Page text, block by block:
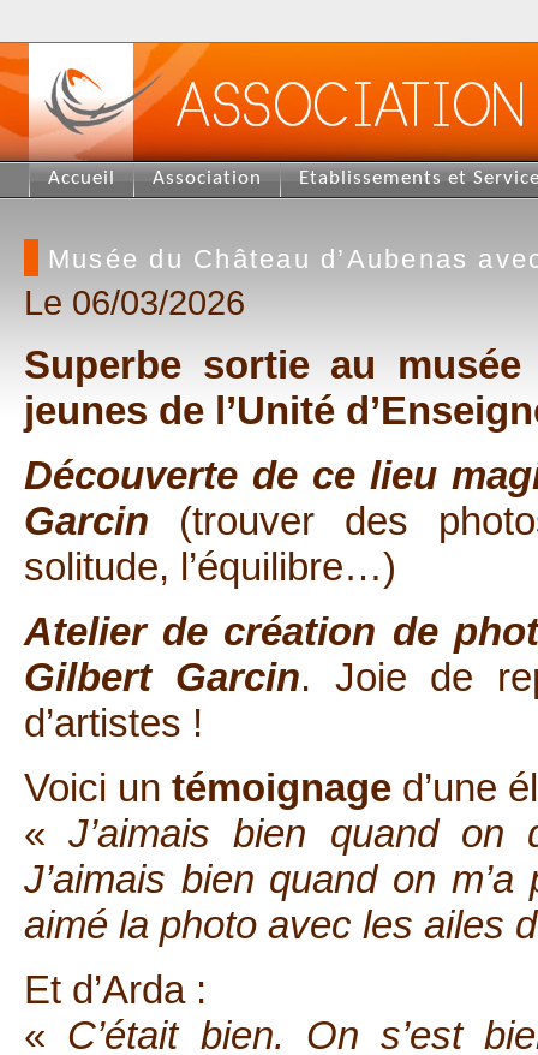
Accueil Association Etablissements et
Musée du Château d’Aubenas
Le 06/03/2026
Superbe sortie au
jeunes de l’Unité
Découverte de ce lieu
Garcin (trouver des
solitude, l’équilibre…)
Atelier de création de
Gilbert Garcin. Joie de
d’artistes !
Voici un témoignage d’une
«J’aimais bien quand on
J’aimais bien quand on
aimé la photo avec les ailes
Et d’Arda :
« C’était bien. On s’est